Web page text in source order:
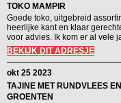
TOKO MAMPIR
Goede toko, uitgebreid
heerlijke kant en klaar
voor advies. Ik kom er al vele
BEKIJK DIT ADRESJE
okt 25 2023
TAJINE MET RUNDVLEES EN
GROENTEN